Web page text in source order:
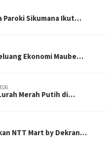
Paroki Sikumana Ikut…
Ekonomi Maube…
Merah Putih di…
NTT Mart by Dekran…